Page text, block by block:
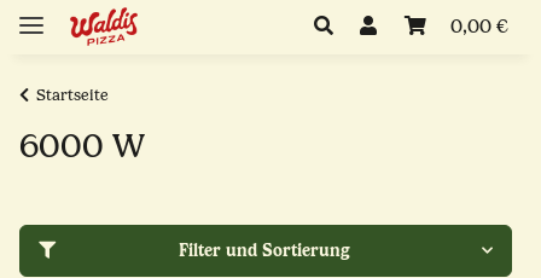
0,00 €
Startseite
6000 W
Filter und Sortierung